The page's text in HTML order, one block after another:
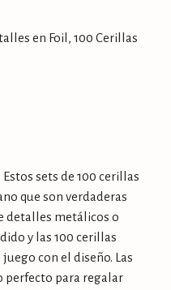
en Foil, 100 Cerillas
sets de 100 cerillas
que son verdaderas
detalles metálicos o
y las 100 cerillas
con el diseño. Las
perfecto para regalar